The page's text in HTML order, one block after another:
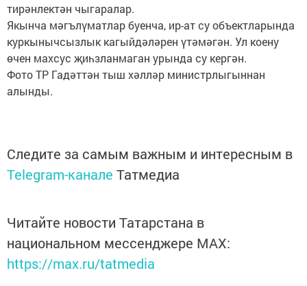
тирәнлектән чыгаралар.
Якынча мәгълүматлар буенча, ир-ат су объектларында
куркынычсызлык кагыйдәләрен үтәмәгән. Ул коену
өчен махсус җиһзланмаган урында су кергән.
Фото ТР Гадәттән тыш хәлләр министрлыгыннан
алынды.
Следите за самым важным и интересным в
Telegram-канале Татмедиа
Читайте новости Татарстана в
национальном мессенджере MАХ:
https://max.ru/tatmedia